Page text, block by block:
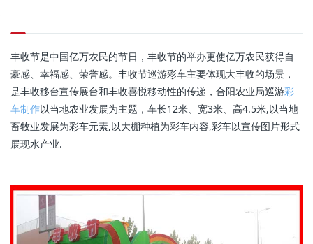
丰收节是中国亿万农民的节日，丰收节的举办更使亿万农民获得自
豪感、幸福感、荣誉感。丰收节巡游彩车主要体现大丰收的场景，
是丰收移台宣传展台和丰收喜悦移动性的传递，合阳农业局巡游彩
车制作以当地农业发展为主题，车长12米、宽3米、高4.5米,以当地
畜牧业发展为彩车元素,以大棚种植为彩车内容,彩车以宣传图片形式
展现水产业.